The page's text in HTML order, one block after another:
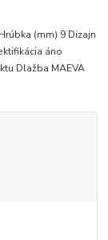
(mm) 9 Dizajn
áno
Dlažba MAEVA